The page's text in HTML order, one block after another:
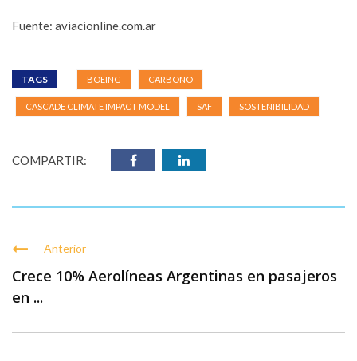
Fuente: aviacionline.com.ar
TAGS BOEING CARBONO
CASCADE CLIMATE IMPACT MODEL SAF SOSTENIBILIDAD
COMPARTIR:
Anterior
Crece 10% Aerolíneas Argentinas en pasajeros
en ...